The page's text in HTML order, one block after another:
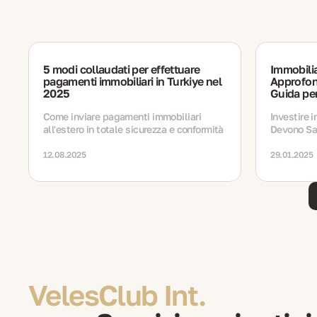
5 modi collaudati per effettuare
pagamenti immobiliari in Turkiye nel
2025
Come inviare pagamenti immobiliari
all'estero in totale sicurezza e conformità
12.08.2025
Guida
Investire
Devono
29.01.2025
VelesClub Int.